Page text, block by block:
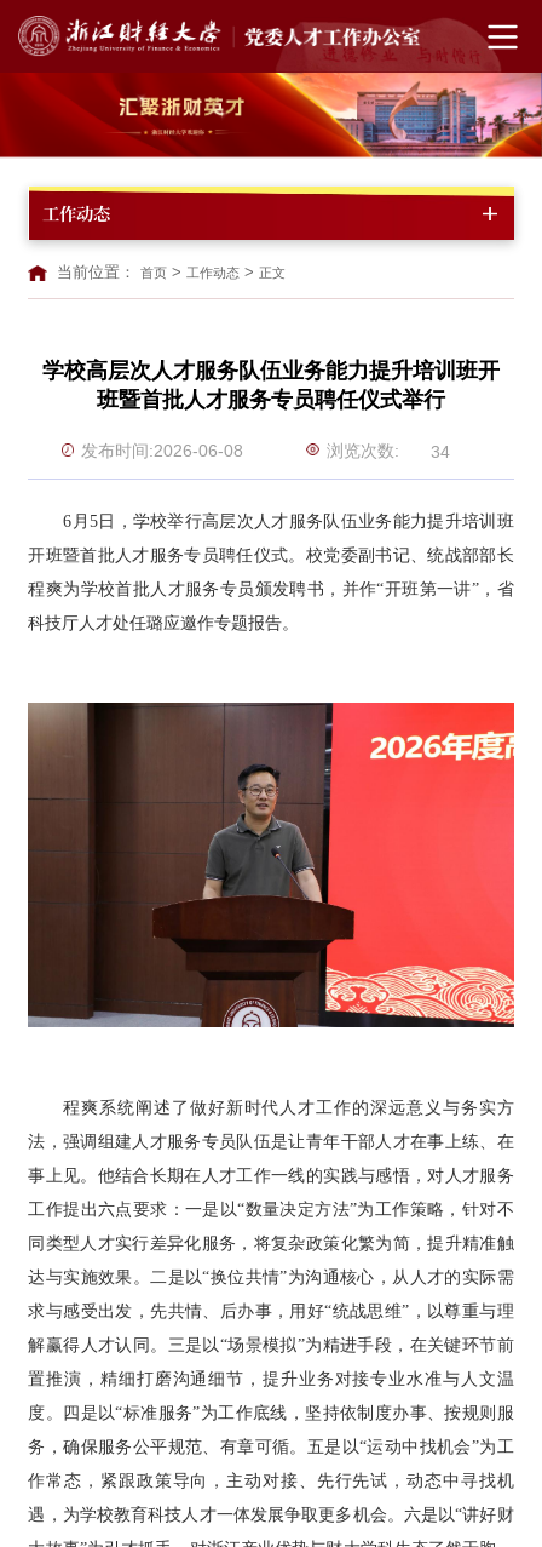
工作动态
当前位置： 首页 > 工作动态 > 正文
学校高层次人才服务队伍业务能力提升培训班开
班暨首批人才服务专员聘任仪式举行
发布时间:2026-06-08 浏览次数: 34
6月5日，学校举行高层次人才服务队伍业务能力提升培训班
开班暨首批人才服务专员聘任仪式。校党委副书记、统战部部长
程爽为学校首批人才服务专员颁发聘书，并作“开班第一讲”，省
科技厅人才处任璐应邀作专题报告。
程爽系统阐述了做好新时代人才工作的深远意义与务实方
法，强调组建人才服务专员队伍是让青年干部人才在事上练、在
事上见。他结合长期在人才工作一线的实践与感悟，对人才服务
工作提出六点要求：一是以“数量决定方法”为工作策略，针对不
同类型人才实行差异化服务，将复杂政策化繁为简，提升精准触
达与实施效果。二是以“换位共情”为沟通核心，从人才的实际需
求与感受出发，先共情、后办事，用好“统战思维”，以尊重与理
解赢得人才认同。三是以“场景模拟”为精进手段，在关键环节前
置推演，精细打磨沟通细节，提升业务对接专业水准与人文温
度。四是以“标准服务”为工作底线，坚持依制度办事、按规则服
务，确保服务公平规范、有章可循。五是以“运动中找机会”为工
作常态，紧跟政策导向，主动对接、先行先试，动态中寻找机
遇，为学校教育科技人才一体发展争取更多机会。六是以“讲好财